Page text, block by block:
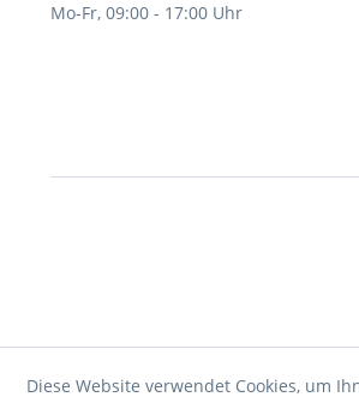
Mo-Fr, 09:00 - 17:00 Uhr
Diese Website verwendet Cookies, um